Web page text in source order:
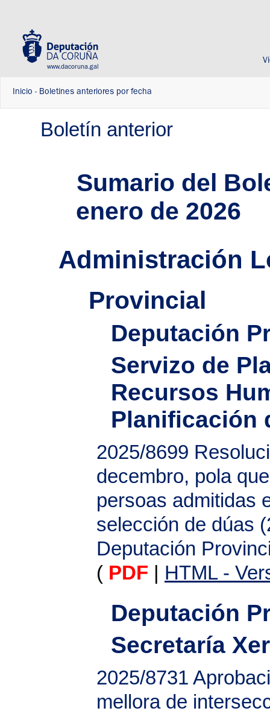
www.dacoruna.gal
Inicio - Boletines anteriores por fecha
Boletín anterior
Sumario del
enero de 2026
Administración
Provincial
Deputación
Servizo de
Recursos
Planificación
2025/8699
decembro, pola
persoas admitidas
selección de dúas
Deputación
( PDF HTML -
Deputación
Secretaría
2025/8731
mellora de